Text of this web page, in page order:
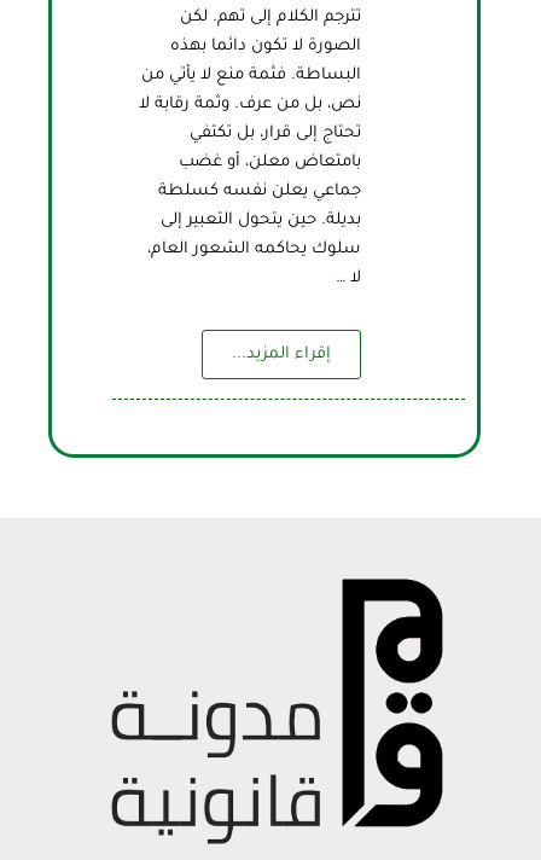
تترجم الكلام إلى تهم. لكن
الصورة لا تكون دائما بهذه
البساطة. فثمة منع لا يأتي من
نص، بل من عرف. وثمة رقابة لا
تحتاج إلى قرار، بل تكتفي
بامتعاض معلن، أو غضب
جماعي يعلن نفسه كسلطة
بديلة. حين يتحول التعبير إلى
سلوك يحاكمه الشعور العام،
لا …
إقراء المزيد...